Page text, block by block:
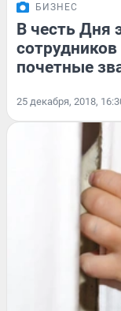
БИЗНЕС
В честь Дня
почетные
25 декабря, 2018,